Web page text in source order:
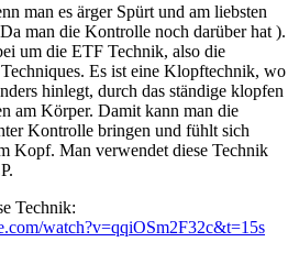
man es ärger Spürt und am liebsten
man die Kontrolle noch darüber hat ).
um die ETF Technik, also die
Es ist eine Klopftechnik, wo
hinlegt, durch das ständige klopfen
am Körper. Damit kann man die
Kontrolle bringen und fühlt sich
Kopf. Man verwendet diese Technik
Technik:
watch?v=qqiOSm2F32c&t=15s